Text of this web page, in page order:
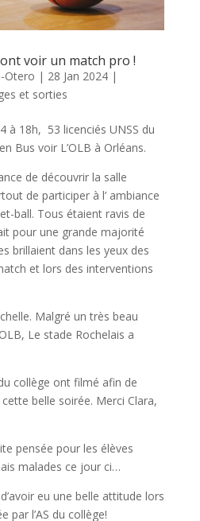
voir un match pro !
Otero | 28 Jan 2024|
et sorties
à 18h, 53 licenciés UNSS du
Bus voir L’OLB à Orléans.
de découvrir la salle
de participer à l’ ambiance
ball. Tous étaient ravis de
pour une grande majorité
brillaient dans les yeux des
et lors des interventions
Malgré un très beau
Le stade Rochelais a
collège ont filmé afin de
belle soirée. Merci Clara,
pensée pour les élèves
malades ce jour ci…
eu une belle attitude lors
par l’AS du collège!